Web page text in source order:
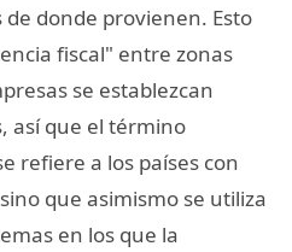
donde provienen. Esto
fiscal" entre zonas
se establezcan
así que el término
refiere a los países con
que asimismo se utiliza
en los que la